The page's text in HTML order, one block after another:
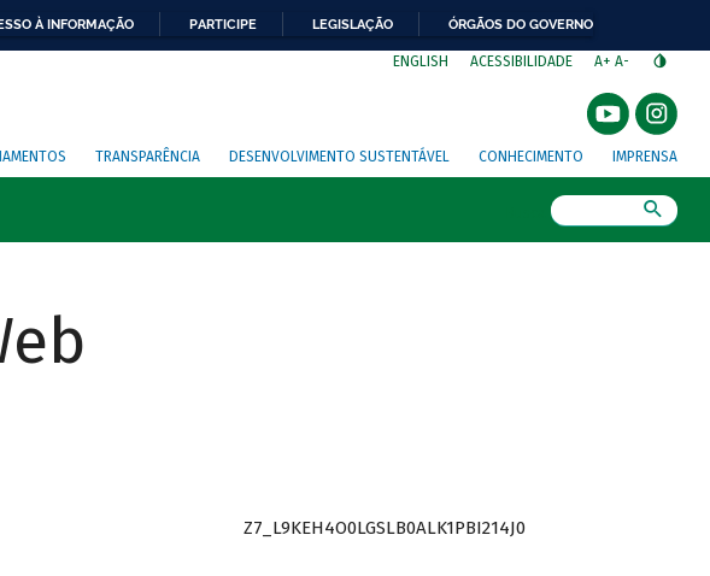
À INFORMAÇÃO PARTICIPE LEGISLAÇÃO ÓRGÃOS DO GOVERNO
ENGLISH ACESSIBILIDADE A+ A-
TRANSPARÊNCIA DESENVOLVIMENTO SUSTENTÁVEL CONHECIMENTO IMPRENSA
Z7_L9KEH4O0LGSLB0ALK1PBI214J0